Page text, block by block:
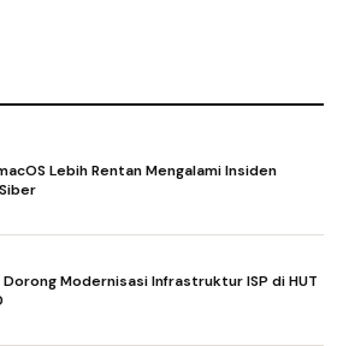
Lebih Rentan Mengalami Insiden
Modernisasi Infrastruktur ISP di HUT